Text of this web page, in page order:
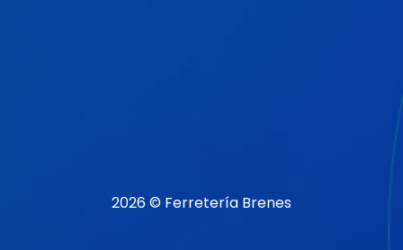
2026 © Ferretería Brenes